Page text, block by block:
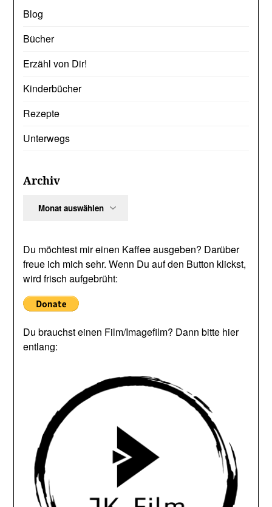
Blog
Bücher
Erzähl von Dir!
Kinderbücher
Rezepte
Unterwegs
Archiv
Du möchtest mir einen Kaffee ausgeben? Darüber
freue ich mich sehr. Wenn Du auf den Button klickst,
wird frisch aufgebrüht:
Du brauchst einen Film/Imagefilm? Dann bitte hier
entlang: